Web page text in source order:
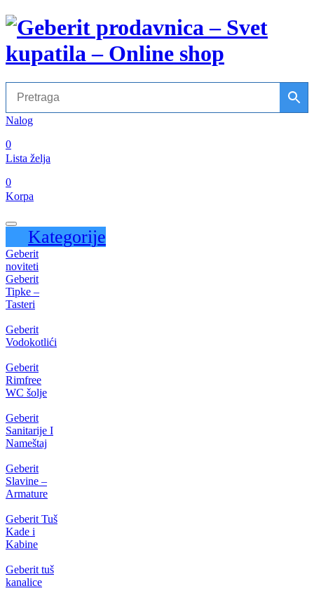
Nalog
0
Lista želja
0
Korpa
Kategorije
Geberit
noviteti
Geberit
Tipke –
Tasteri
Geberit
Vodokotlići
Geberit
Rimfree
WC šolje
Geberit
Sanitarije I
Nameštaj
Geberit
Slavine –
Armature
Geberit Tuš
Kade i
Kabine
Geberit tuš
kanalice